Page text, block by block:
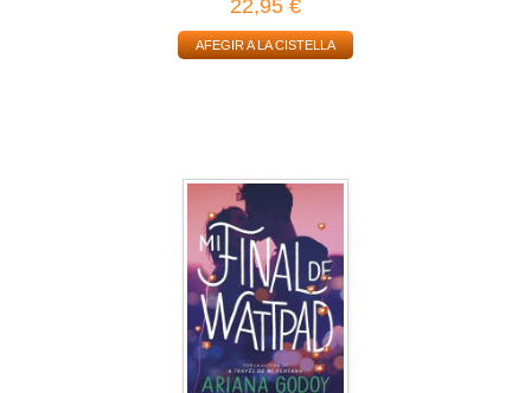
22,95 €
AFEGIR A LA CISTELLA